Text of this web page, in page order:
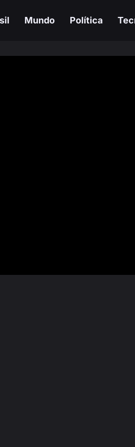
Mundo Política